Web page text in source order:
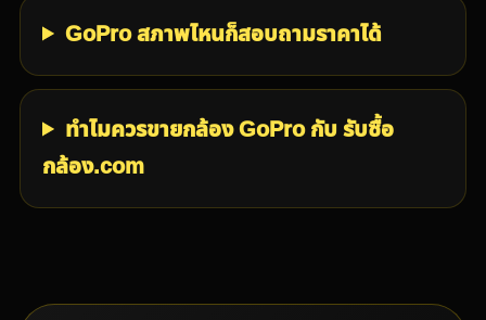
GoPro สภาพไหนก็สอบถามราคาได้
ทำไมควรขายกล้อง GoPro กับ รับซื้อ
กล้อง.com